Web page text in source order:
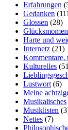
Erfahrungen
Gedanken
Glossen (28)
Harte und
Internetz (21)
Kommentare,
Kulturelles
Lustwort (6)
Meine
Musikalisches
Musiklisten
Nettes (7)